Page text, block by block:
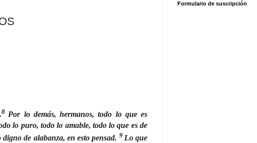
8 Por lo demás, hermanos, todo lo que es
lo puro, todo lo amable, todo lo que es de
de alabanza, en esto pensad. 9 Lo que
Formulario de suscripción